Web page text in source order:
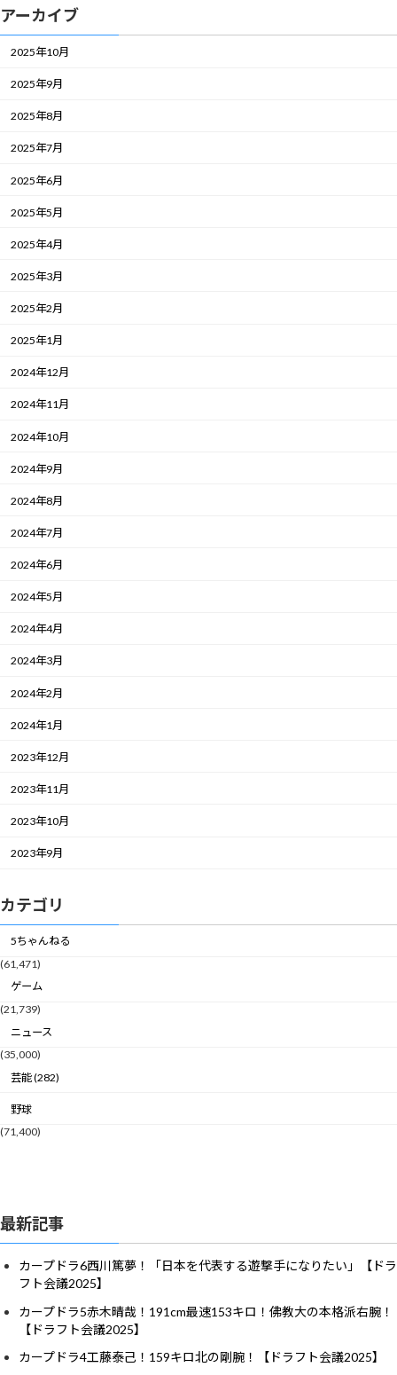
アーカイブ
2025年10月
2025年9月
2025年8月
2025年7月
2025年6月
2025年5月
2025年4月
2025年3月
2025年2月
2025年1月
2024年12月
2024年11月
2024年10月
2024年9月
2024年8月
2024年7月
2024年6月
2024年5月
2024年4月
2024年3月
2024年2月
2024年1月
2023年12月
2023年11月
2023年10月
2023年9月
カテゴリ
5ちゃんねる
(61,471)
ゲーム
(21,739)
ニュース
(35,000)
芸能 (282)
野球
(71,400)
最新記事
カープドラ6西川篤夢！「日本を代表する遊撃手になりたい」【ドラ
フト会議2025】
カープドラ5赤木晴哉！191cm最速153キロ！佛教大の本格派右腕！
【ドラフト会議2025】
カープドラ4工藤泰己！159キロ北の剛腕！【ドラフト会議2025】